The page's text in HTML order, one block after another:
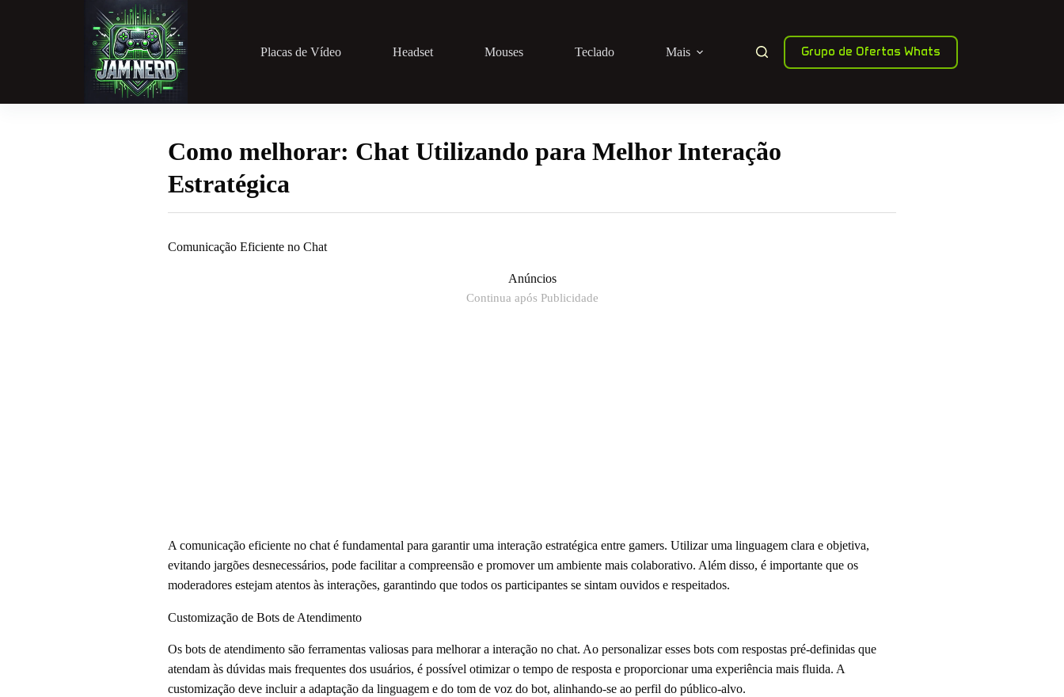
Placas de Vídeo Headset Mouses Teclado Mais Grupo de Ofertas Whats
Como melhorar: Chat Utilizando para Melhor Interação
Estratégica
Comunicação Eficiente no Chat
Anúncios
Continua após Publicidade
A comunicação eficiente no chat é fundamental para garantir uma interação estratégica entre gamers. Utilizar uma linguagem clara e objetiva,
evitando jargões desnecessários, pode facilitar a compreensão e promover um ambiente mais colaborativo. Além disso, é importante que os
moderadores estejam atentos às interações, garantindo que todos os participantes se sintam ouvidos e respeitados.
Customização de Bots de Atendimento
Os bots de atendimento são ferramentas valiosas para melhorar a interação no chat. Ao personalizar esses bots com respostas pré-definidas que
atendam às dúvidas mais frequentes dos usuários, é possível otimizar o tempo de resposta e proporcionar uma experiência mais fluida. A
customização deve incluir a adaptação da linguagem e do tom de voz do bot, alinhando-se ao perfil do público-alvo.